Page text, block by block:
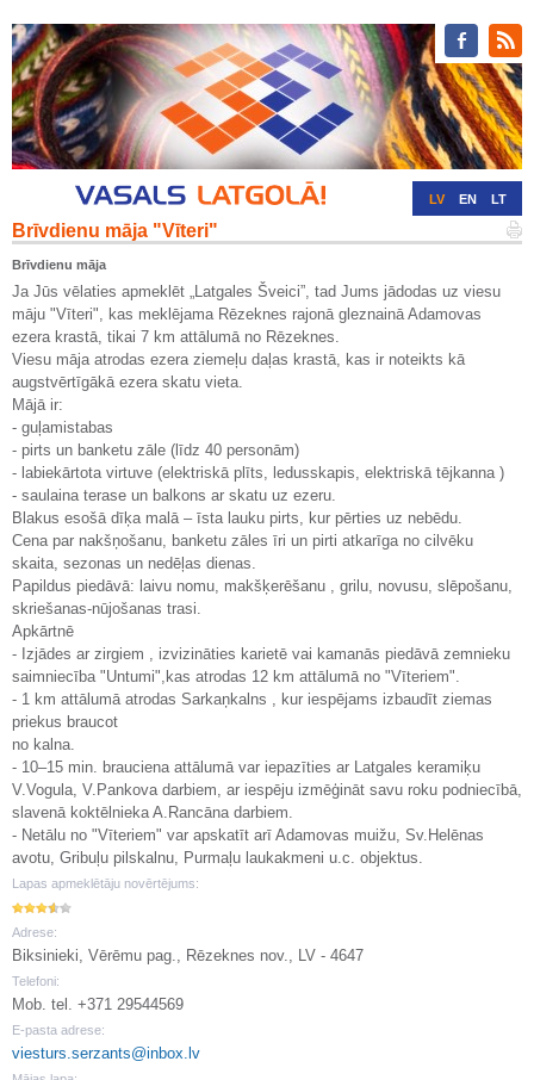
LV EN LT
Brīvdienu māja "Vīteri"
Brīvdienu māja
Ja Jūs vēlaties apmeklēt „Latgales Šveici”, tad Jums jādodas uz viesu
māju "Vīteri", kas meklējama Rēzeknes rajonā gleznainā Adamovas
ezera krastā, tikai 7 km attālumā no Rēzeknes.
Viesu māja atrodas ezera ziemeļu daļas krastā, kas ir noteikts kā
augstvērtīgākā ezera skatu vieta.
Mājā ir:
- guļamistabas
- pirts un banketu zāle (līdz 40 personām)
- labiekārtota virtuve (elektriskā plīts, ledusskapis, elektriskā tējkanna )
- saulaina terase un balkons ar skatu uz ezeru.
Blakus esošā dīķa malā – īsta lauku pirts, kur pērties uz nebēdu.
Cena par nakšņošanu, banketu zāles īri un pirti atkarīga no cilvēku
skaita, sezonas un nedēļas dienas.
Papildus piedāvā: laivu nomu, makšķerēšanu , grilu, novusu, slēpošanu,
skriešanas-nūjošanas trasi.
Apkārtnē
- Izjādes ar zirgiem , izvizināties karietē vai kamanās piedāvā zemnieku
saimniecība "Untumi",kas atrodas 12 km attālumā no "Vīteriem".
- 1 km attālumā atrodas Sarkaņkalns , kur iespējams izbaudīt ziemas
priekus braucot
no kalna.
- 10–15 min. brauciena attālumā var iepazīties ar Latgales keramiķu
V.Vogula, V.Pankova darbiem, ar iespēju izmēģināt savu roku podniecībā,
slavenā koktēlnieka A.Rancāna darbiem.
- Netālu no "Vīteriem" var apskatīt arī Adamovas muižu, Sv.Helēnas
avotu, Gribuļu pilskalnu, Purmaļu laukakmeni u.c. objektus.
Lapas apmeklētāju novērtējums:
Adrese:
Biksinieki, Vērēmu pag., Rēzeknes nov., LV - 4647
Telefoni:
Mob. tel. +371 29544569
E-pasta adrese:
viesturs.serzants@inbox.lv